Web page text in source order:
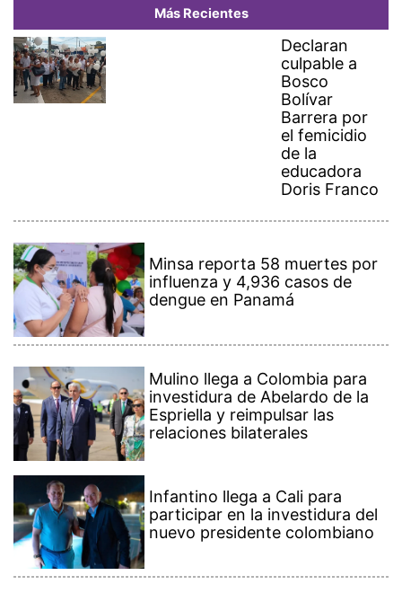
Más Recientes
Declaran
culpable a
Bosco
Bolívar
Barrera por
el femicidio
de la
educadora
Doris Franco
Minsa reporta 58 muertes por
influenza y 4,936 casos de
dengue en Panamá
Mulino llega a Colombia para
investidura de Abelardo de la
Espriella y reimpulsar las
relaciones bilaterales
Infantino llega a Cali para
participar en la investidura del
nuevo presidente colombiano